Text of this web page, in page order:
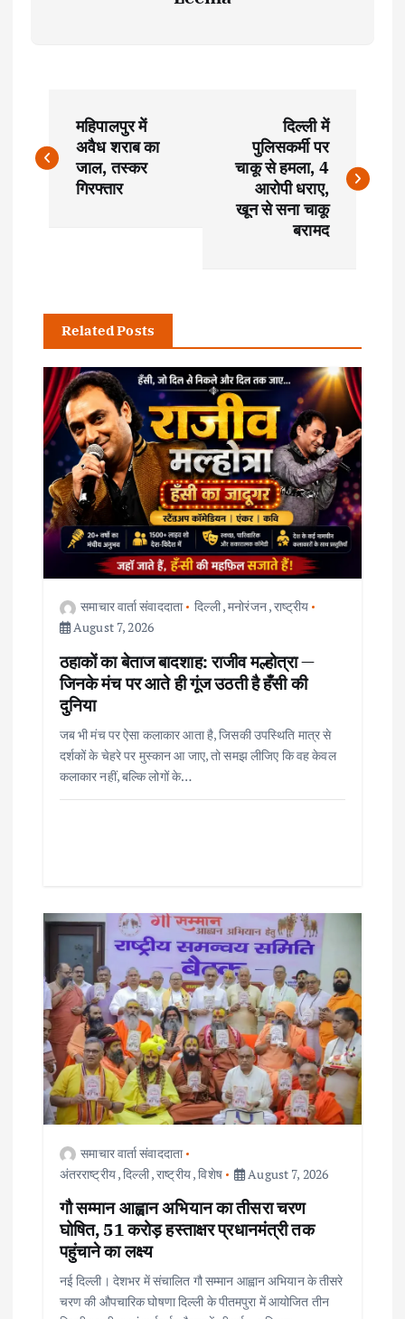
o
v
g
a
t
महिपालपुर में
अवैध शराब का
जाल, तस्कर
गिरफ्तार
दिल्ली में
पुलिसकर्मी पर
चाकू से हमला, 4
आरोपी धराए,
खून से सना चाकू
बरामद
Related Posts
समाचार वार्ता संवाददाता दिल्ली,मनोरंजन,राष्ट्रीय
August 7, 2026
ठहाकों का बेताज बादशाह: राजीव मल्होत्रा —
जिनके मंच पर आते ही गूंज उठती है हँसी की
दुनिया
जब भी मंच पर ऐसा कलाकार आता है, जिसकी उपस्थिति मात्र से
दर्शकों के चेहरे पर मुस्कान आ जाए, तो समझ लीजिए कि वह केवल
कलाकार नहीं, बल्कि लोगों के…
समाचार वार्ता संवाददाता
अंतरराष्ट्रीय,दिल्ली,राष्ट्रीय,विशेष August 7, 2026
गौ सम्मान आह्वान अभियान का तीसरा चरण
घोषित, 51 करोड़ हस्ताक्षर प्रधानमंत्री तक
पहुंचाने का लक्ष्य
नई दिल्ली। देशभर में संचालित गौ सम्मान आह्वान अभियान के तीसरे
चरण की औपचारिक घोषणा दिल्ली के पीतमपुरा में आयोजित तीन